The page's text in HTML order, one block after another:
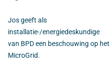
Jos geeft als
installatie-/energiedeskundige
van BPD een beschouwing op het
MicroGrid.